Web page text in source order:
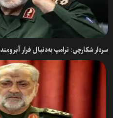
سردار شکارچی: ترامپ به‌دنبال فرار